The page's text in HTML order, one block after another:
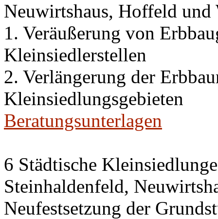
Neuwirtshaus, Hoffeld und
1. Veräußerung von
Kleinsiedlerstellen
2. Verlängerung der
Kleinsiedlungsgebieten
Beratungsunterlagen
6 Städtische
Steinhaldenfeld,
Neufestsetzung der